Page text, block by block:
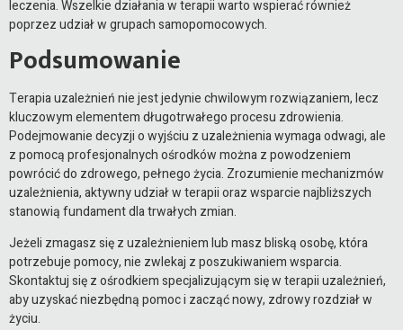
leczenia. Wszelkie działania w terapii warto wspierać również
poprzez udział w grupach samopomocowych.
Podsumowanie
Terapia uzależnień nie jest jedynie chwilowym rozwiązaniem, lecz
kluczowym elementem długotrwałego procesu zdrowienia.
Podejmowanie decyzji o wyjściu z uzależnienia wymaga odwagi, ale
z pomocą profesjonalnych ośrodków można z powodzeniem
powrócić do zdrowego, pełnego życia. Zrozumienie mechanizmów
uzależnienia, aktywny udział w terapii oraz wsparcie najbliższych
stanowią fundament dla trwałych zmian.
Jeżeli zmagasz się z uzależnieniem lub masz bliską osobę, która
potrzebuje pomocy, nie zwlekaj z poszukiwaniem wsparcia.
Skontaktuj się z ośrodkiem specjalizującym się w terapii uzależnień,
aby uzyskać niezbędną pomoc i zacząć nowy, zdrowy rozdział w
życiu.